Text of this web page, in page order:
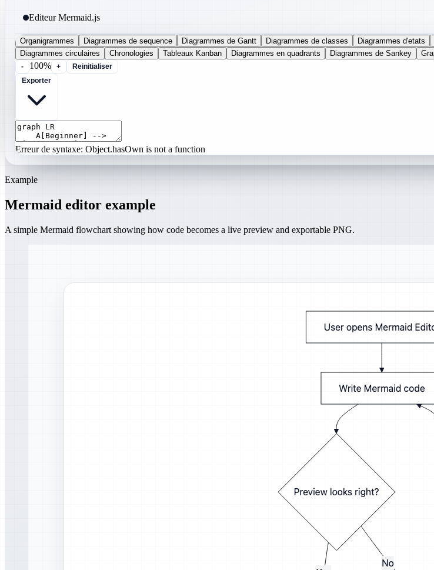
Editeur Mermaid.js
Organigrammes Diagrammes de sequence Diagrammes de Gantt Diagrammes de classes Diagrammes d'etats
Diagrammes circulaires
Chronologies Tableaux Kanban Diagrammes en quadrants Diagrammes de Sankey
- 100% +
Reinitialiser
Erreur de syntaxe: Object.hasOwn is not a function
Example
Mermaid editor example
A simple Mermaid flowchart showing how code becomes a live preview and exportable PNG.